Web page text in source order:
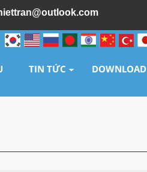
TIN TỨC DOWNLOAD